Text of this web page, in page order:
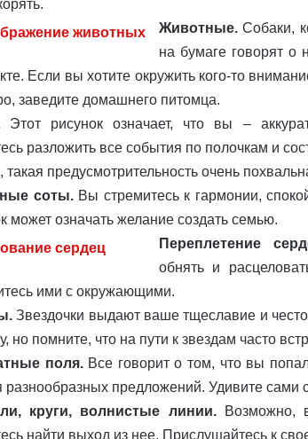
Животные.Собаки,
на бумаге говорят о
Если вы хотите окружить кого-то
заведите домашнего питомца.
Этот рисунок означает, что вы –
разложить все события по полочкам и
такая предусмотрительность очень
соты.Вы стремитесь к гармонии,
может означать желание создать семью.
Переплетение
обнять и
ими с окружающими.
Звездочки выдают ваше тщеславие и
но помните, что на пути к звездам часто
поля.Все говорит о том, что вы
разнообразных предложений. Удивите сами
круги, волнистые линии.Возможно,
найти выход из нее. Прислушайтесь к